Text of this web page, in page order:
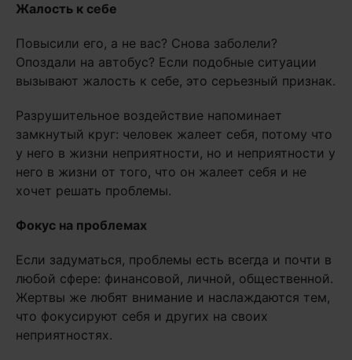
Жалость к себе
Повысили его, а не вас? Снова заболели?
Опоздали на автобус? Если подобные ситуации
вызывают жалость к себе, это серьезный признак.
Разрушительное воздействие напоминает
замкнутый круг: человек жалеет себя, потому что
у него в жизни неприятности, но и неприятности у
него в жизни от того, что он жалеет себя и не
хочет решать проблемы.
Фокус на проблемах
Если задуматься, проблемы есть всегда и почти в
любой сфере: финансовой, личной, общественной.
Жертвы же любят внимание и наслаждаются тем,
что фокусируют себя и других на своих
неприятностях.